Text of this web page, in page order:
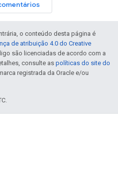
o conteúdo desta página é
de atribuição 4.0 do Creative
são licenciadas de acordo com a
consulte as políticas do site do
registrada da Oracle e/ou